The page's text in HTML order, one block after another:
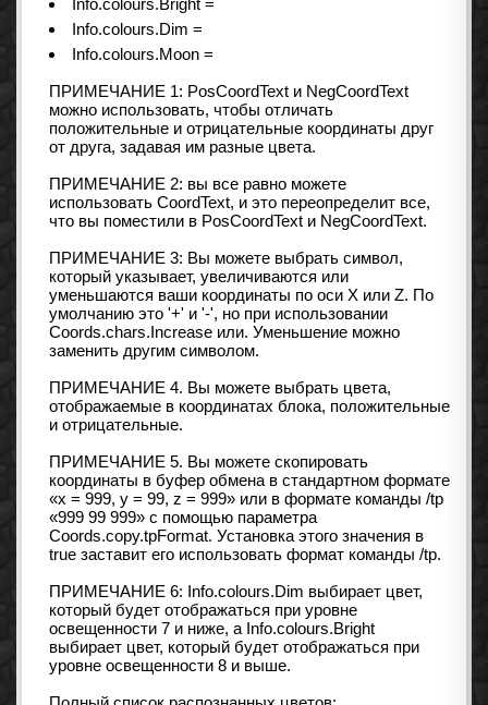
Info.colours.Dim =
Info.colours.Moon =
ПРИМЕЧАНИЕ 1: PosCoordText и NegCoordText
можно использовать, чтобы отличать
положительные и отрицательные координаты друг
от друга, задавая им разные цвета.
ПРИМЕЧАНИЕ 2: вы все равно можете
использовать CoordText, и это переопределит все,
что вы поместили в PosCoordText и NegCoordText.
ПРИМЕЧАНИЕ 3: Вы можете выбрать символ,
который указывает, увеличиваются или
уменьшаются ваши координаты по оси X или Z. По
умолчанию это '+' и '-', но при использовании
Coords.chars.Increase или. Уменьшение можно
заменить другим символом.
ПРИМЕЧАНИЕ 4. Вы можете выбрать цвета,
отображаемые в координатах блока, положительные
и отрицательные.
ПРИМЕЧАНИЕ 5. Вы можете скопировать
координаты в буфер обмена в стандартном формате
«x = 999, y = 99, z = 999» или в формате команды /tp
«999 99 999» с помощью параметра
Coords.copy.tpFormat. Установка этого значения в
true заставит его использовать формат команды /tp.
ПРИМЕЧАНИЕ 6: Info.colours.Dim выбирает цвет,
который будет отображаться при уровне
освещенности 7 и ниже, а Info.colours.Bright
выбирает цвет, который будет отображаться при
уровне освещенности 8 и выше.